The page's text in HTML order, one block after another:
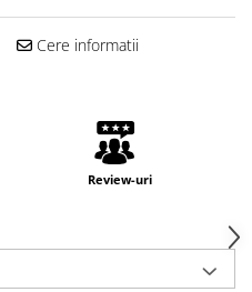
Cere informatii
Review-uri